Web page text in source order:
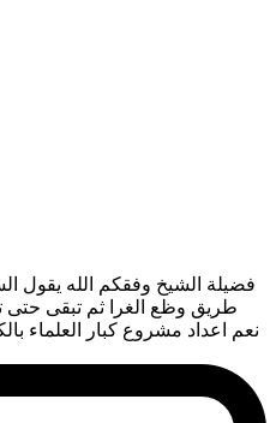
فضيلة الشيخ وفقكم الله يقول
طريق وظع الغرا ثم تبقى حتى
نعم اعداد مشروع كبار العلماء